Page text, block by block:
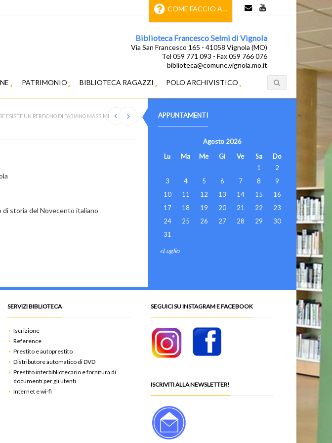
COME FACCIO A…
Biblioteca Francesco Selmi di Vignola
Via San Francesco 165 - 41058 Vignola (MO)
Tel 059 771 093 - Fax 059 766 076
biblioteca@comune.vignola.mo.it
PATRIMONIO BIBLIOTECA RAGAZZI POLO ARCHIVISTICO
APPUNTAMENTI
Agosto 2026
Lu
Ma Me Gi Ve Sa
Do
1
2
3
4 5 6 7 8
9
10
11 12 13 14 15
16
17
18 19 20 21 22
23
24
25 26 27 28 29
30
31
«Luglio
ESISTE UN PERDONO DI FABIANO MASSIMI
di storia del Novecento italiano
SERVIZI BIBLIOTECA
Iscrizione
Reference
Prestito e autoprestito
Distributore automatico di DVD
Prestito interbibliotecario e fornitura di
documenti per gli utenti
Internet e wi-fi
SEGUICI SU INSTAGRAM E FACEBOOK
ISCRIVITI ALLA NEWSLETTER!